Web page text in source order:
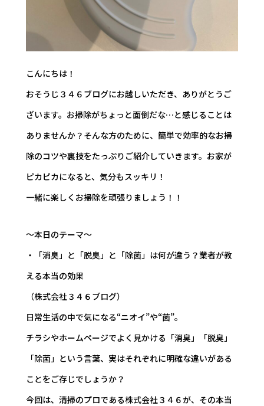
こんにちは！
おそうじ３４６ブログにお越しいただき、ありがとうご
ざいます。お掃除がちょっと面倒だな…と感じることは
ありませんか？そんな方のために、簡単で効率的なお掃
除のコツや裏技をたっぷりご紹介していきます。お家が
ピカピカになると、気分もスッキリ！
一緒に楽しくお掃除を頑張りましょう！！
～本日のテーマ～
・「消臭」と「脱臭」と「除菌」は何が違う？業者が教
える本当の効果
（株式会社３４６ブログ）
日常生活の中で気になる“ニオイ”や“菌”。
チラシやホームページでよく見かける「消臭」「脱臭」
「除菌」という言葉、実はそれぞれに明確な違いがある
ことをご存じでしょうか？
今回は、清掃のプロである株式会社３４６が、その本当